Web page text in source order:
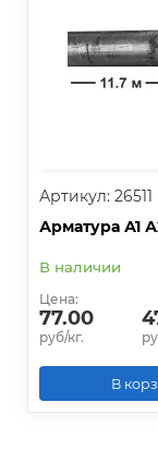
Артикул: 26511
Арматура А1
В наличии
Цена:
77.00
руб/кг.
В